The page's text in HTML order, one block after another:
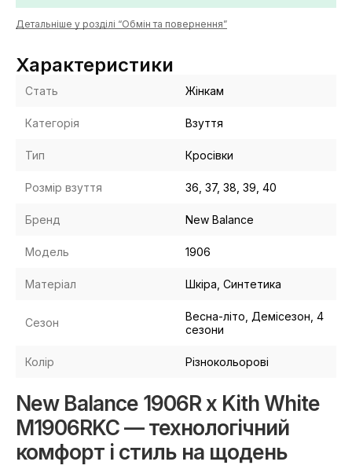
Детальніше у розділі “Обмін та повернення”
Характеристики
Стать Жінкам
Категорія Взуття
Тип Кросівки
Розмір взуття 36, 37, 38, 39, 40
Бренд New Balance
Модель 1906
Матеріал Шкіра, Синтетика
Сезон
Весна-літо, Демісезон, 4
сезони
Колір Різнокольорові
New Balance 1906R x Kith White
M1906RKC — технологічний
комфорт і стиль на щодень